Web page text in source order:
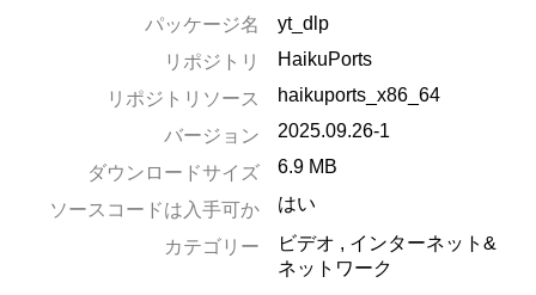
パッケージ名
yt_dlp
リポジトリ
HaikuPorts
リポジトリソース
haikuports_x86_64
バージョン
2025.09.26-1
ダウンロードサイズ 6.9 MB
ソースコードは入手可か はい
カテゴリー ビデオ , インターネット&
ネットワーク